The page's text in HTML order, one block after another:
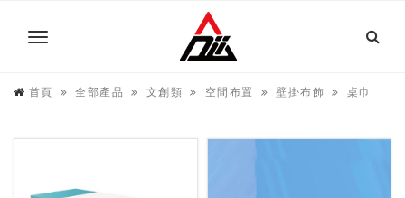
首頁 全部產品 文創類 空間布置 壁掛布飾 桌巾